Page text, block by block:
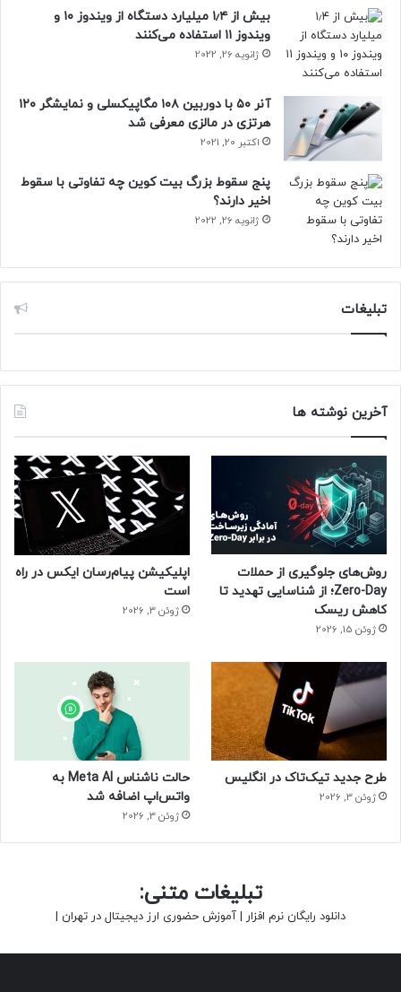
جمع‌بندی
تجاری‌سازی گسترده فناوری‌های هوش مصنوعی است: ترکیب
دسترسی به سرمایه و منابع محاسباتی عظیم، همراه با نظارتی که
باید تضمین‌کننده اهداف ایمنی و عمومی باشد.
حتما بخوانید :
همکاری «گوگل» با میلیاردر هندی برای ارائه
دسترسی رایگان به هوش مصنوعی
بیش از ۱٫۴ میلیارد دستگاه از ویندوز ۱۰ و
ویندوز ۱۱ استفاده می‌کنند
ژانویه 26, 2022
آنر ۵۰ با دوربین ۱۰۸ مگاپیکسلی و نمایشگر ۱۲۰
هرتزی در مالزی معرفی شد
اکتبر 20, 2021
پنج سقوط بزرگ بیت کوین چه تفاوتی با سقوط
اخیر دارند؟
ژانویه 26, 2022
تبلیغات
آخرین نوشته ها
روش‌های جلوگیری از حملات
Zero-Day؛ از شناسایی تهدید تا
کاهش ریسک
ژوئن 15, 2026
اپلیکیشن پیام‌رسان ایکس در راه
است
ژوئن 3, 2026
طرح جدید تیک‌تاک در انگلیس
ژوئن 3, 2026
حالت ناشناس Meta AI به
واتس‌اپ اضافه شد
ژوئن 3, 2026
تبلیغات متنی:
دانلود رایگان نرم افزار | آموزش حضوری ارز دیجیتال در تهران |